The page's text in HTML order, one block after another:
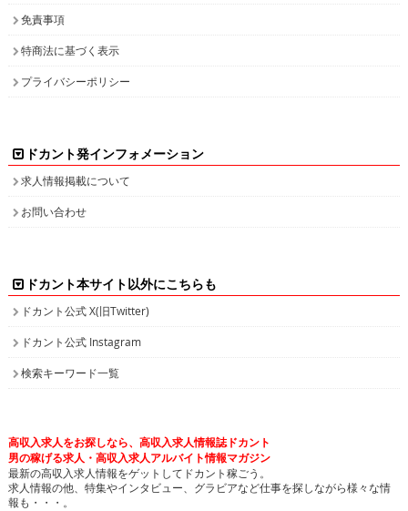
免責事項
特商法に基づく表示
プライバシーポリシー
ドカント発インフォメーション
求人情報掲載について
お問い合わせ
ドカント本サイト以外にこちらも
ドカント公式 X(旧Twitter)
ドカント公式 Instagram
検索キーワード一覧
高収入求人をお探しなら、高収入求人情報誌ドカント
男の稼げる求人・高収入求人アルバイト情報マガジン
最新の高収入求人情報をゲットしてドカント稼ごう。
求人情報の他、特集やインタビュー、グラビアなど仕事を探しながら様々な情
報も・・・。